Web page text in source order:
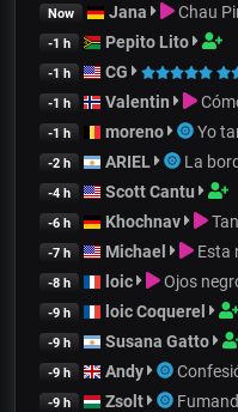
Now Jana Chau
-1 h Pepito Lito
-1 h CG
-1 h Valentin
-1 h moreno Yo
-2 h ARIEL La
-4 h Scott Cantu
-6 h Khochnav
-7 h Michael Esta
-8 h loic Ojos
-9 h loic Coquerel
-9 h Susana Gatto
-9 h Andy
-9 h Zsolt